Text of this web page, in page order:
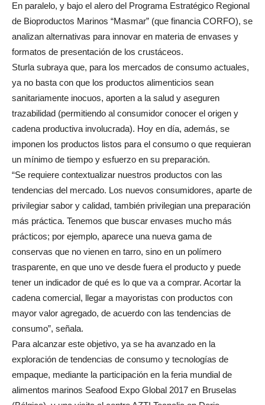
En paralelo, y bajo el alero del Programa Estratégico Regional
de Bioproductos Marinos “Masmar” (que financia CORFO), se
analizan alternativas para innovar en materia de envases y
formatos de presentación de los crustáceos.
Sturla subraya que, para los mercados de consumo actuales,
ya no basta con que los productos alimenticios sean
sanitariamente inocuos, aporten a la salud y aseguren
trazabilidad (permitiendo al consumidor conocer el origen y
cadena productiva involucrada). Hoy en día, además, se
imponen los productos listos para el consumo o que requieran
un mínimo de tiempo y esfuerzo en su preparación.
“Se requiere contextualizar nuestros productos con las
tendencias del mercado. Los nuevos consumidores, aparte de
privilegiar sabor y calidad, también privilegian una preparación
más práctica. Tenemos que buscar envases mucho más
prácticos; por ejemplo, aparece una nueva gama de
conservas que no vienen en tarro, sino en un polímero
trasparente, en que uno ve desde fuera el producto y puede
tener un indicador de qué es lo que va a comprar. Acortar la
cadena comercial, llegar a mayoristas con productos con
mayor valor agregado, de acuerdo con las tendencias de
consumo”, señala.
Para alcanzar este objetivo, ya se ha avanzado en la
exploración de tendencias de consumo y tecnologías de
empaque, mediante la participación en la feria mundial de
alimentos marinos Seafood Expo Global 2017 en Bruselas